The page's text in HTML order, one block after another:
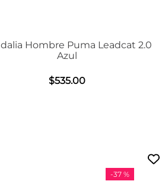
Hombre Puma Leadcat 2.0
Azul
$535.00
-37 %